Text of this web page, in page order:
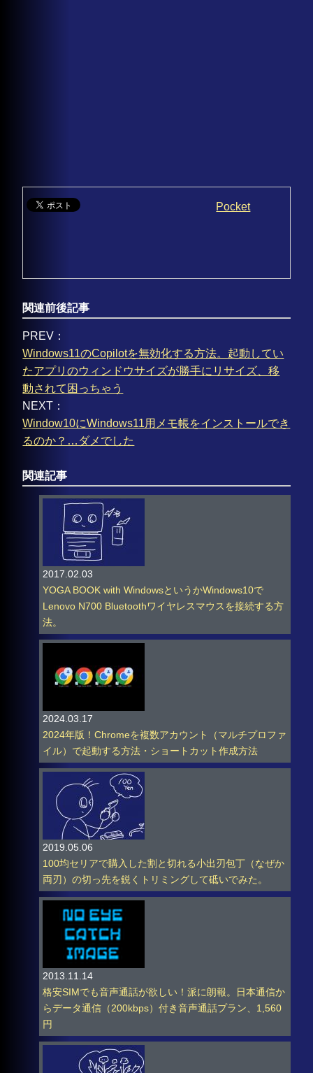
Pocket
関連前後記事
PREV：
Windows11のCopilotを無効化する方法。起動してい
たアプリのウィンドウサイズが勝手にリサイズ、移
動されて困っちゃう
NEXT：
Window10にWindows11用メモ帳をインストールでき
るのか？…ダメでした
関連記事
2017.02.03
YOGA BOOK with WindowsというかWindows10で
Lenovo N700 Bluetoothワイヤレスマウスを接続する方
法。
2024.03.17
2024年版！Chromeを複数アカウント（マルチプロファ
イル）で起動する方法・ショートカット作成方法
2019.05.06
100均セリアで購入した割と切れる小出刃包丁（なぜか
両刃）の切っ先を鋭くトリミングして砥いでみた。
2013.11.14
格安SIMでも音声通話が欲しい！派に朗報。日本通信か
らデータ通信（200kbps）付き音声通話プラン、1,560
円